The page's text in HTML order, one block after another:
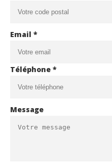
Email *
Téléphone *
Message